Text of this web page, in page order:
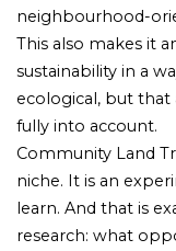
neighbourhood-
This also makes it
sustainability in a
ecological, but that
fully into account.
Community Land
niche. It is an
learn. And that is
research: what